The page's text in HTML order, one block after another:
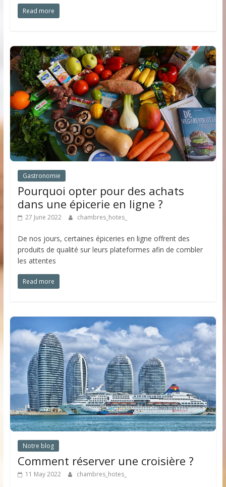
Read more
Gastronomie
Pourquoi opter pour des achats
dans une épicerie en ligne ?
27 June 2022 chambres_hotes_
De nos jours, certaines épiceries en ligne offrent des
produits de qualité sur leurs plateformes afin de combler
les attentes
Read more
Notre blog
Comment réserver une croisière ?
11 May 2022 chambres_hotes_